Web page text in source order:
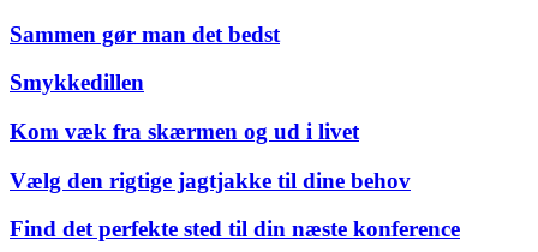
Sammen gør man det bedst
Smykkedillen
Kom væk fra skærmen og ud i livet
Vælg den rigtige jagtjakke til dine behov
Find det perfekte sted til din næste konference